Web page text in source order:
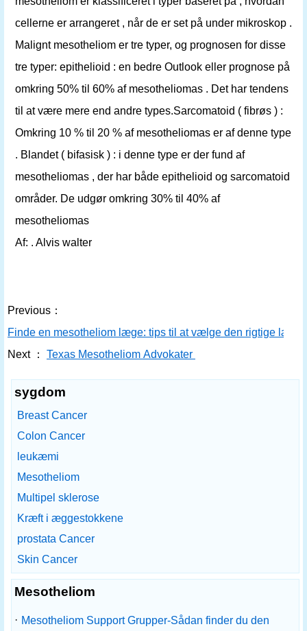
cellerne er arrangeret , når de er set på under mikroskop .
Malignt mesotheliom er tre typer, og prognosen for disse
tre typer: epithelioid : en bedre Outlook eller prognose på
omkring 50% til 60% af mesotheliomas . Det har tendens
til at være mere end andre types.Sarcomatoid ( fibrøs ) :
Omkring 10 % til 20 % af mesotheliomas er af denne type
. Blandet ( bifasisk ) : i denne type er der fund af
mesotheliomas , der har både epithelioid og sarcomatoid
områder. De udgør omkring 30% til 40% af
mesotheliomas
Af: . Alvis walter
Previous：
Finde en mesotheliom læge: tips til at vælge den rigtige læge
Next ：
Texas Mesotheliom Advokater
sygdom
Breast Cancer
Colon Cancer
leukæmi
Mesotheliom
Multipel sklerose
Kræft i æggestokkene
prostata Cancer
Skin Cancer
Mesotheliom
· Mesotheliom Support Grupper-Sådan finder du den